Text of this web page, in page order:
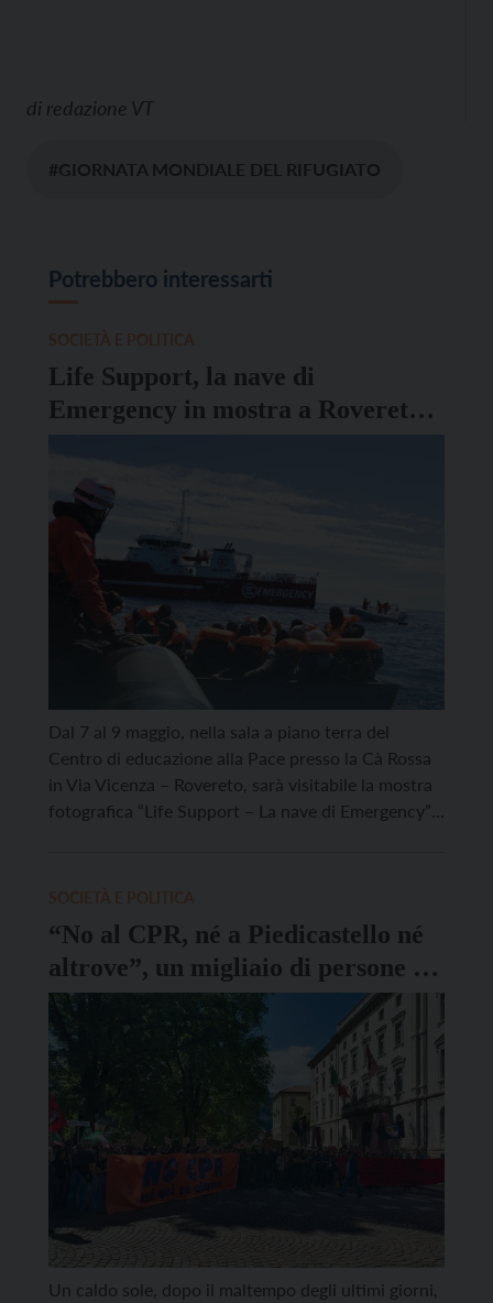
di redazione VT
#GIORNATA MONDIALE DEL RIFUGIATO
Potrebbero interessarti
Life Support, la nave di
Emergency in mostra a Rovereto
tra fotografie e un visore 3D
Dal 7 al 9 maggio, nella sala a piano terra del
Centro di educazione alla Pace presso la Cà Rossa
in Via Vicenza – Rovereto, sarà visitabile la mostra
fotografica “Life Support – La nave di Emergency”,
“No al CPR, né a Piedicastello né
altrove”, un migliaio di persone di
nuovo in piazza a Trento
Un caldo sole, dopo il maltempo degli ultimi giorni,